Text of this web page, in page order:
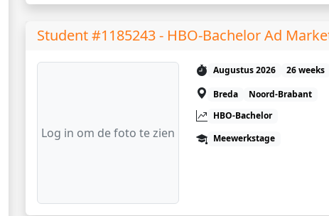
Student #1185243 - HBO-Bachelor Ad
Log in om de foto te zien
Augustus 2026 26 weeks
Breda
Noord-Brabant
HBO-Bachelor
Meewerkstage